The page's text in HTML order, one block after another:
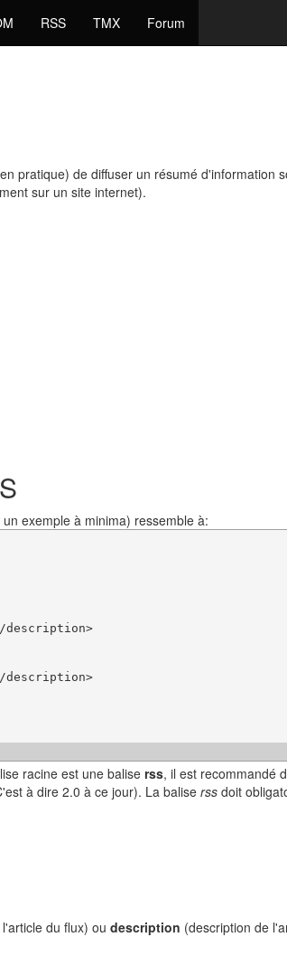
RSS TMX Forum
pratique) de diffuser un résumé d'information
sur un site internet).
exemple à minima) ressemble à:
description>
description>
racine est une balise rss, il est recommandé
à dire 2.0 à ce jour). La baliserss doit
du flux) ou description (description de